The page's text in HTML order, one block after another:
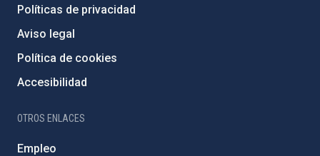
Políticas de privacidad
Aviso legal
Política de cookies
Accesibilidad
OTROS ENLACES
Empleo